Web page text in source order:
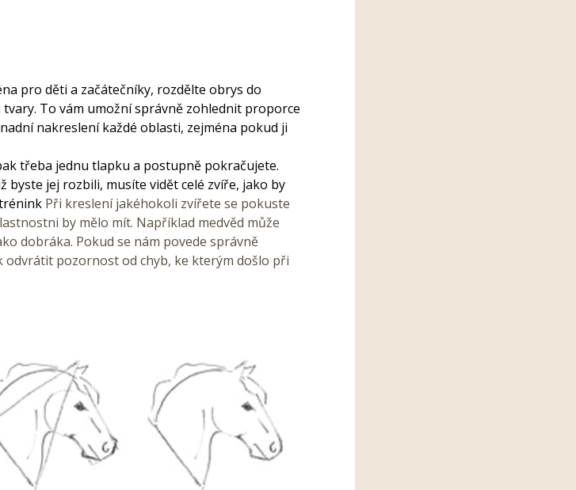
pro děti a začátečníky, rozdělte obrys do
To vám umožní správně zohlednit proporce
nakreslení každé oblasti, zejména pokud ji
třeba jednu tlapku a postupně pokračujete.
byste jej rozbili, musíte vidět celé zvíře, jako by
Při kreslení jakéhokoli zvířete se pokuste
by mělo mít. Například medvěd může
dobráka. Pokud se nám povede správně
odvrátit pozornost od chyb, ke kterým došlo při